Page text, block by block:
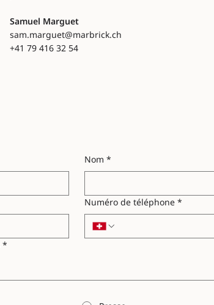
Samuel Marguet
sam.marguet@marbrick.ch
+41 79 416 32 54
Nom *
Numéro de téléphone *
*